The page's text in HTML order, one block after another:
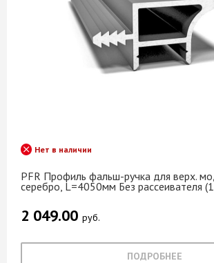
PFR Профиль фальш-ручка для верх.
серебро, L=4050мм Без рассеивателя
Нет в наличии
2 049.00 руб.
ПОДРОБНЕЕ